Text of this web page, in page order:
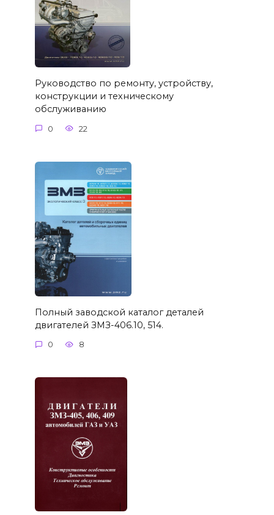
Руководство по ремонту, устройству,
конструкции и техническому
обслуживанию
0 22
Полный заводской каталог деталей
двигателей ЗМЗ-406.10, 514.
0 8